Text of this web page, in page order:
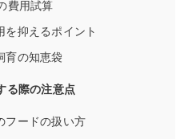
費用試算
を抑えるポイント
育の知恵袋
る際の注意点
フードの扱い方